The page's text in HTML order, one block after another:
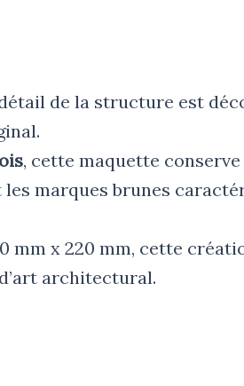
de la structure est
, cette maquette conserve
marques brunes
mm x 220 mm, cette
architectural.